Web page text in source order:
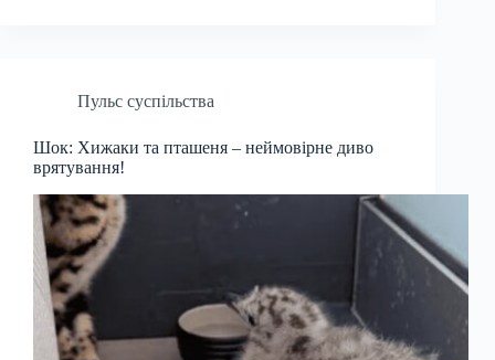
Пульс суспільства
Шок: Хижаки та пташеня – неймовірне диво
врятування!